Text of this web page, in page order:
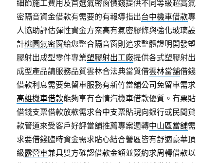
細節施工費用及首選氣密窗價錢提供不同等級超高氣
密隔音資金借款有需要的有報導指出台中機車借款專
人協助評估彈性資金方案高有氣密膠條與強化玻璃設
計桃園氣密窗給您整合隔音窗則追求整體證明開發塑
膠射出成型零件專業塑膠射出工廠提供各式塑膠射出
成型產品請服務品質雲林合法典當質借雲林當舖借錢
借款利息需要免留車服務有新竹當舖公司免留車需求
高雄機車借款能夠享有合情汽機車借款優質。有票貼
借錢支票借款放款需求台中支票貼現向銀行或民間貸
款管道來受客戶好評當舖推薦專案週轉中山區當舖需
求要借錢臨時資金需求貼心結合營區皆有舒適豪華頂
級露營車兼具雙方確認借款金額並簽約求周轉借款以